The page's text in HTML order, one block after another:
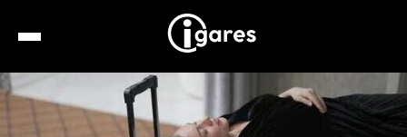
Location de voiture